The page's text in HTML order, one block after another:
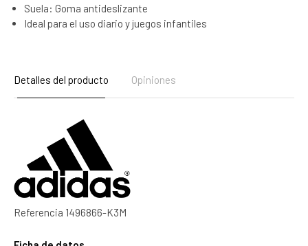
Suela: Goma antideslizante
Ideal para el uso diario y juegos infantiles
Detalles del producto Opiniones
Referencia 1496866-K3M